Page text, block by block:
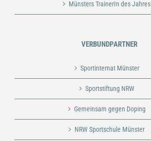
Münsters TrainerIn des Jahres
VERBUNDPARTNER
Sportinternat Münster
Sportstiftung NRW
Gemeinsam gegen Doping
NRW Sportschule Münster